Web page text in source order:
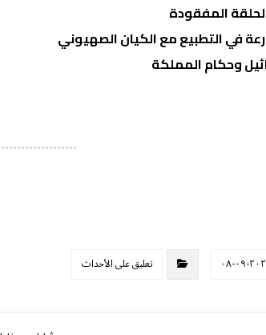
المفقودة
في التطبيع مع الكيان الصهيوني
وحكام المملكة
٠٩-٠٨ تعليق على الأحداث